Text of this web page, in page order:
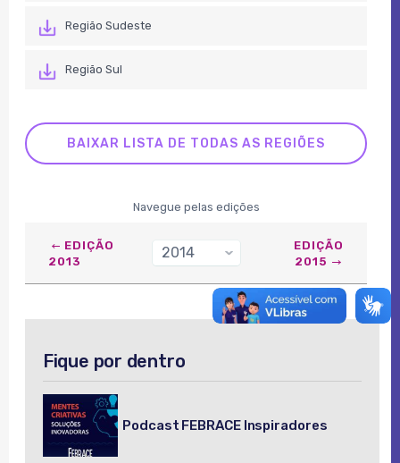
Região Sudeste
Região Sul
BAIXAR LISTA DE TODAS AS REGIÕES
Navegue pelas edições
EDIÇÃO
2013
2014 ›
EDIÇÃO
2015
Fique por dentro
Podcast FEBRACE Inspiradores